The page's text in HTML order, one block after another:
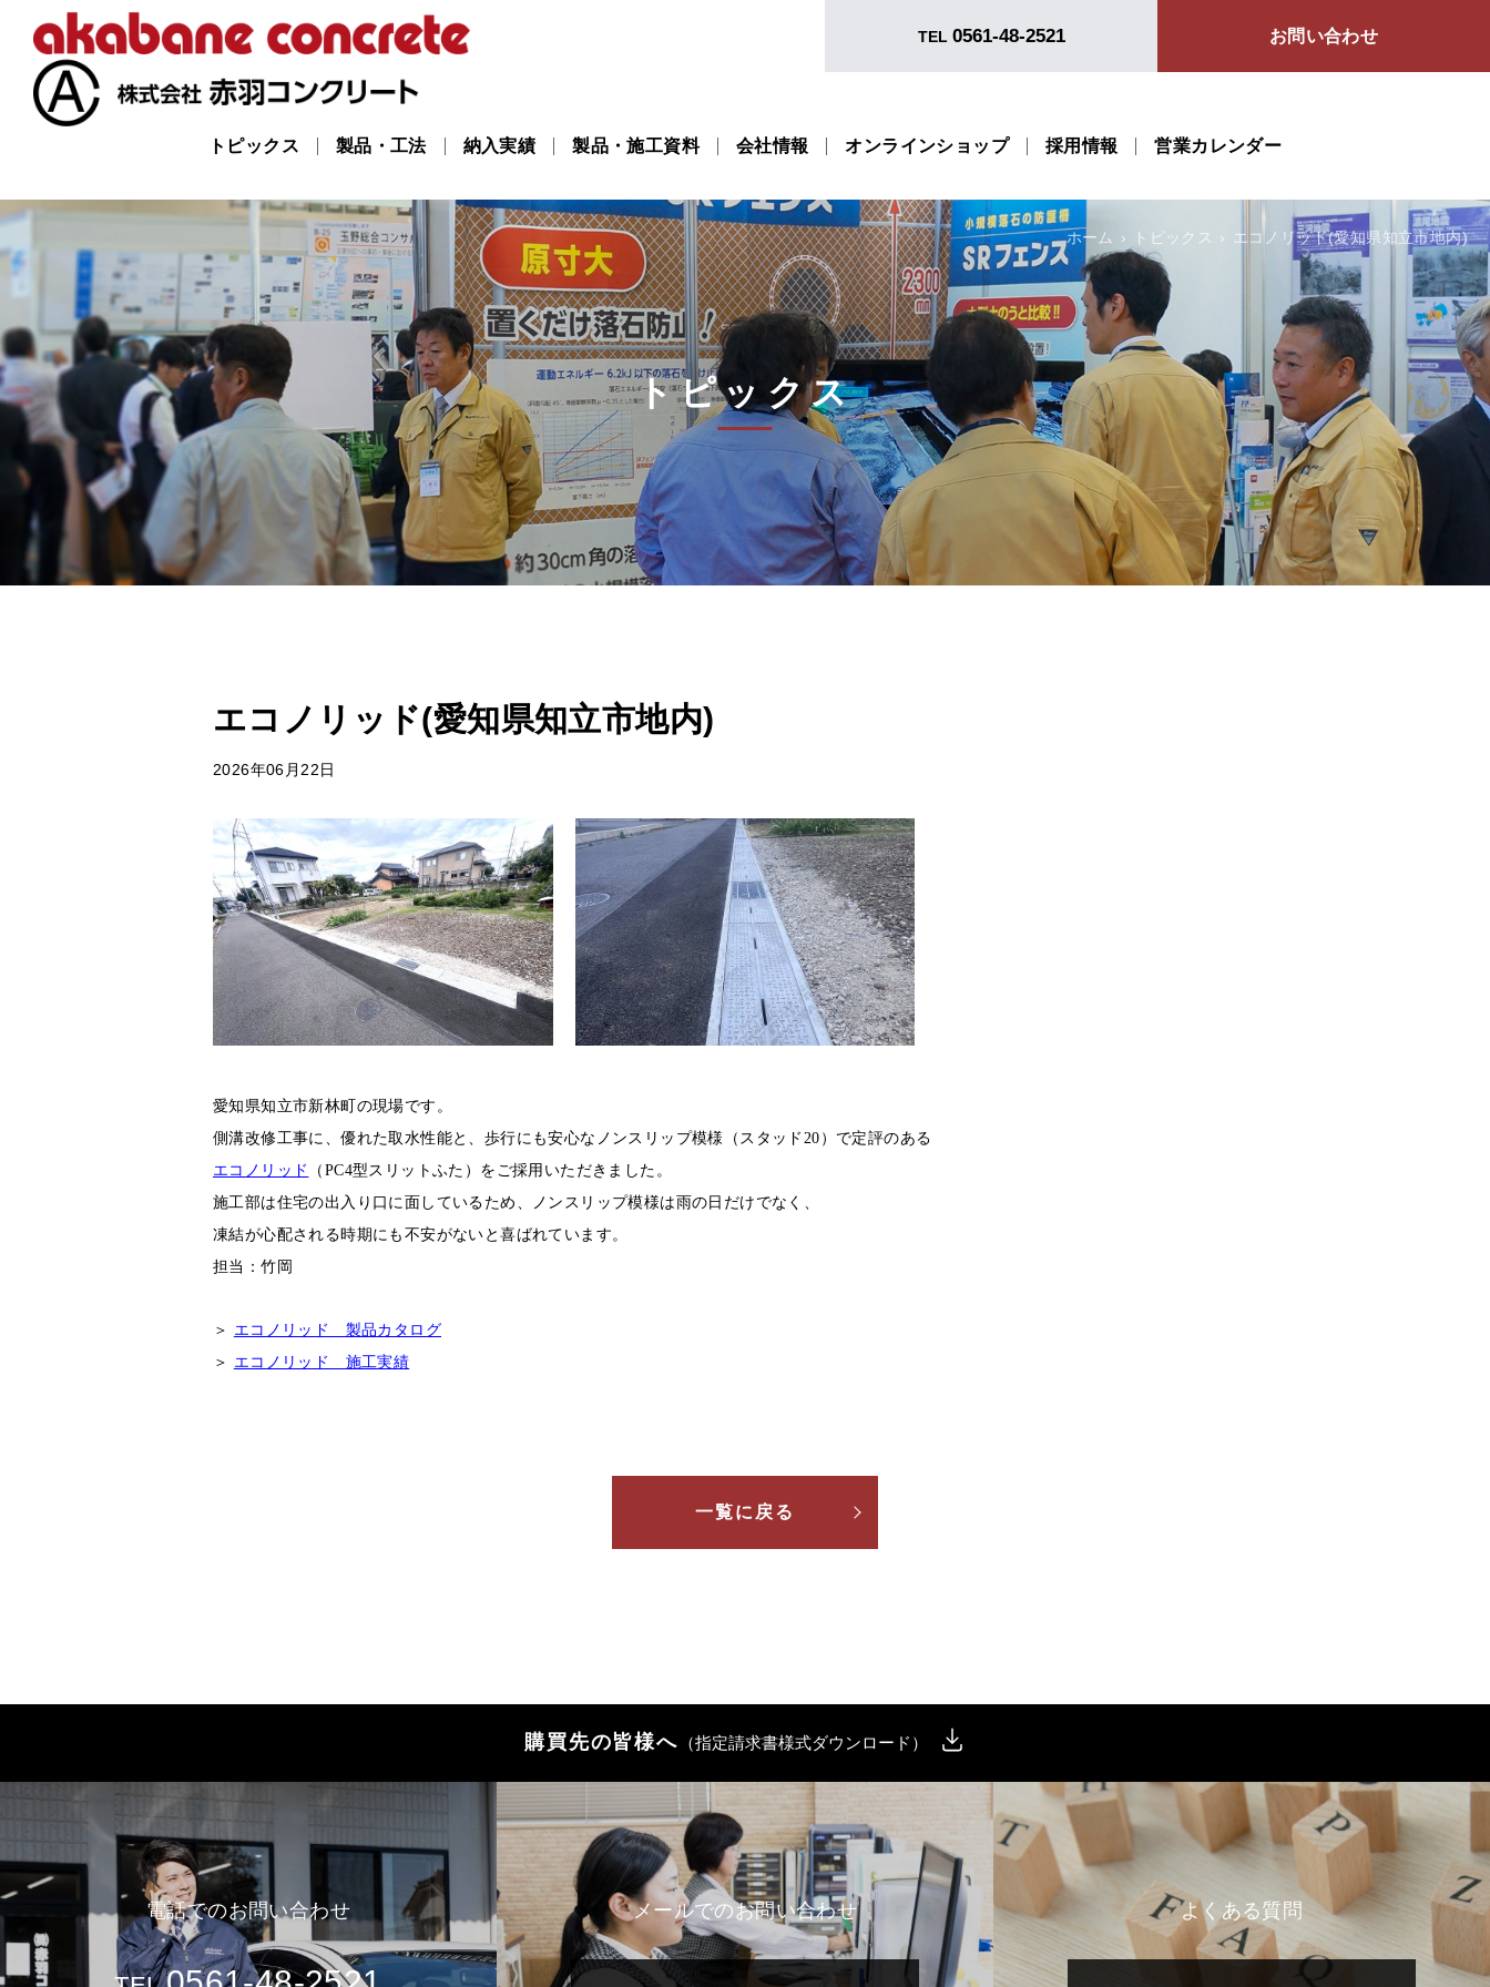
TEL 0561-48-2521 お問い合わせ
トピックス 製品・工法 納入実績 製品・施工資料 会社情報 オンラインショップ 採用情報 営業カレンダー
ホーム トピックス エコノリッド(愛知県知立市地内)
トピックス
エコノリッド(愛知県知立市地内)
2026年06月22日
愛知県知立市新林町の現場です。
側溝改修工事に、優れた取水性能と、歩行にも安心なノンスリップ模様（スタッド20）で定評のある
エコノリッド
（PC4型スリットふた）をご採用いただきました。
施工部は住宅の出入り口に面しているため、ノンスリップ模様は雨の日だけでなく、
凍結が心配される時期にも不安がないと喜ばれています。
担当：竹岡
＞ エコノリッド 製品カタログ
＞ エコノリッド 施工実績
一覧に戻る
購買先の皆様へ （指定請求書様式ダウンロード）
電話でのお問い合わせ メールでのお問い合わせ よくある質問